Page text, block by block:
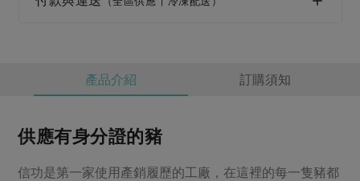
活動報下載
產品介紹 訂購須知
供應有身分證的豬
信功是第一家使用產銷履歷的工廠，在這裡的每一隻豬都